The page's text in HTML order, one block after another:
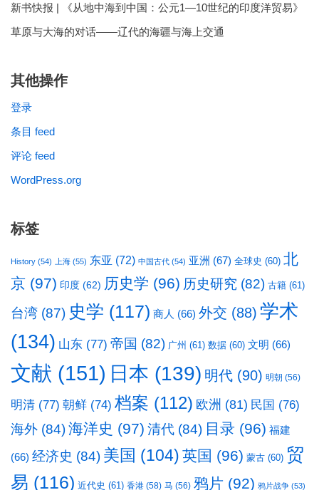
新书快报 | 《从地中海到中国：公元1—10世纪的印度洋贸易》
草原与大海的对话——辽代的海疆与海上交通
其他操作
登录
条目 feed
评论 feed
WordPress.org
标签
History (54) 上海 (55) 东亚 (72) 中国古代 (54) 亚洲 (67) 全球史 (60) 北
京 (97) 印度 (62) 历史学 (96) 历史研究 (82) 古籍 (61)
台湾 (87) 史学 (117) 商人 (66) 外交 (88) 学术
(134) 山东 (77) 帝国 (82) 广州 (61) 数据 (60) 文明 (66)
文献 (151) 日本 (139) 明代 (90) 明朝 (56)
明清 (77) 朝鲜 (74) 档案 (112) 欧洲 (81) 民国 (76)
海外 (84)海洋史 (97) 清代 (84) 目录 (96) 福建
(66) 经济史 (84) 美国 (104) 英国 (96) 蒙古 (60) 贸
易 (116) 近代史 (61) 香港 (58) 马 (56) 鸦片 (92) 鸦片战争 (53)